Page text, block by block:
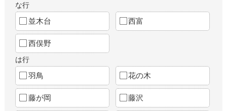
な行
並木台 西富
西俣野
は行
羽鳥 花の木
藤が岡 藤沢